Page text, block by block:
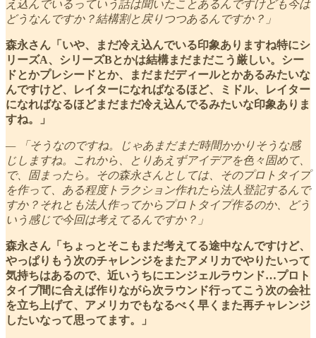
え込んでいるっていう話は聞いたことあるんですけども今は
どうなんですか？結構割と戻りつつあるんですか？」
森永さん「いや、まだ冷え込んでいる印象ありますね特にシ
リーズA、シリーズBとかは結構まだまだこう厳しい。シー
ドとかプレシードとか、まだまだディールとかあるみたいな
んですけど、レイターになればなるほど、ミドル、レイター
になればなるほどまだまだ冷え込んでるみたいな印象ありま
すね。」
— 「そうなのですね。じゃあまだまだ時間かかりそうな感
じしますね。これから、とりあえずアイデアを色々固めて、
で、固まったら。その森永さんとしては、そのプロトタイプ
を作って、ある程度トラクション作れたら法人登記するんで
すか？それとも法人作ってからプロトタイプ作るのか、どう
いう感じで今回は考えてるんですか？」
森永さん「ちょっとそこもまだ考えてる途中なんですけど、
やっぱりもう次のチャレンジをまたアメリカでやりたいって
気持ちはあるので、近いうちにエンジェルラウンド…プロト
タイプ間に合えば作りながら次ラウンド行ってこう次の会社
を立ち上げて、アメリカでもなるべく早くまた再チャレンジ
したいなって思ってます。」